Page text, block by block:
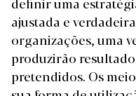
ajustada e
organizações, uma
produzirão
pretendidos. Os